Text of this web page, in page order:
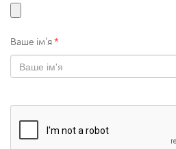
Ваше ім'я*